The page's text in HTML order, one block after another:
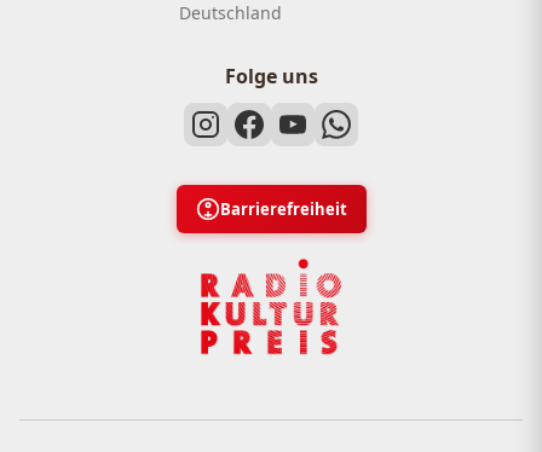
Deutschland
Folge uns
Barrierefreiheit